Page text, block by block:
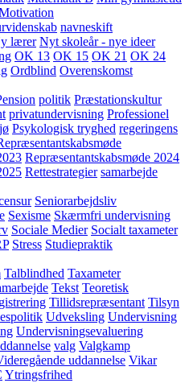
navneskift
lærer Nyt skoleår - nye ideer
OK 13 OK 15 OK 21 OK 24
Ordblind Overenskomst
politik Præstationskultur
privatundervisning Professionel
Psykologisk tryghed regeringens
Repræsentantskabsmøde 2024
Rettestrategier samarbejde
Seniorarbejdsliv
Sexisme Skærmfri undervisning
Sociale Medier Socialt taxameter
Stress Studiepraktik
Talblindhed Taxameter
Tekst Teoretisk
Tillidsrepræsentant Tilsyn
Udveksling Undervisning
Undervisningsevaluering
valg Valgkamp
uddannelse Vikar
Ytringsfrihed